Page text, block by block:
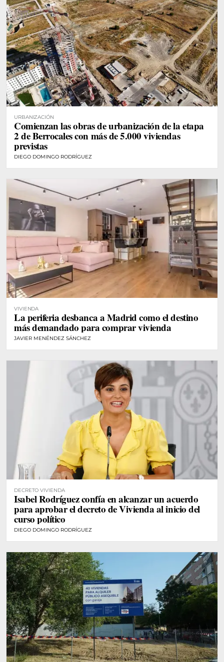
URBANIZACIÓN
Comienzan las obras de urbanización de la etapa
2 de Berrocales con más de 5.000 viviendas
previstas
DIEGO DOMINGO RODRÍGUEZ
VIVIENDA
La periferia desbanca a Madrid como el destino
más demandado para comprar vivienda
JAVIER MENÉNDEZ SÁNCHEZ
DECRETO VIVIENDA
Isabel Rodríguez confía en alcanzar un acuerdo
para aprobar el decreto de Vivienda al inicio del
curso político
DIEGO DOMINGO RODRÍGUEZ